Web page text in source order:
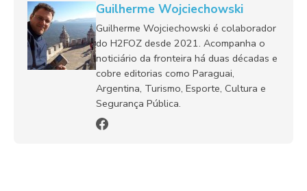
Guilherme Wojciechowski
Guilherme Wojciechowski é colaborador
do H2FOZ desde 2021. Acompanha o
noticiário da fronteira há duas décadas e
cobre editorias como Paraguai,
Argentina, Turismo, Esporte, Cultura e
Segurança Pública.